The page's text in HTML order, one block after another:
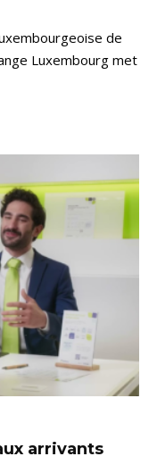
de
Luxembourg met
arrivants